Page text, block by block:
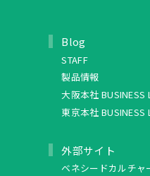
Blog
STAFF
製品情報
大阪本社 BUSINESS
東京本社 BUSINESS
外部サイト
ベネシードカルチャ